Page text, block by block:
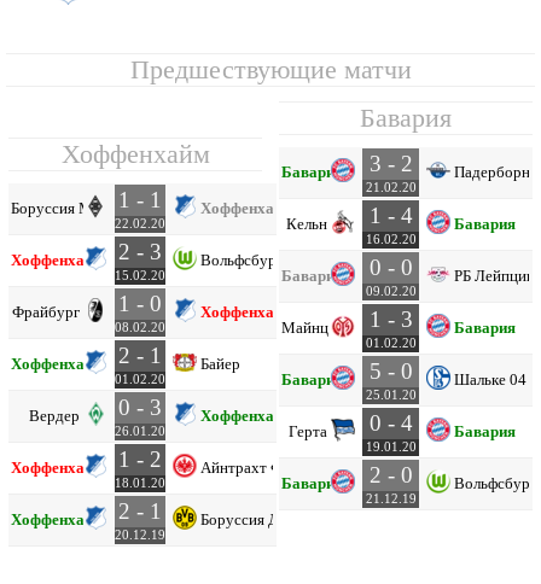
Предшествующие матчи
Хоффенхайм
Боруссия М 1 - 1
22.02.20
Хоффенхайм
Хоффенхайм 2 - 3
15.02.20
Вольфсбург
Фрайбург 1 - 0
08.02.20
Хоффенхайм
Хоффенхайм 2 - 1
01.02.20
Байер
Вердер 0 - 3
26.01.20
Хоффенхайм
Хоффенхайм 1 - 2
18.01.20
Айнтрахт Ф
Хоффенхайм 2 - 1
20.12.19
Боруссия Д
Бавария
Бавария 3 - 2
21.02.20
Падерборн
Кельн 1 - 4
16.02.20
Бавария
Бавария 0 - 0
09.02.20
РБ Лейпциг
Майнц 1 - 3
01.02.20
Бавария
Бавария 5 - 0
25.01.20
Шальке 04
Герта 0 - 4
19.01.20
Бавария
Бавария 2 - 0
21.12.19
Вольфсбург